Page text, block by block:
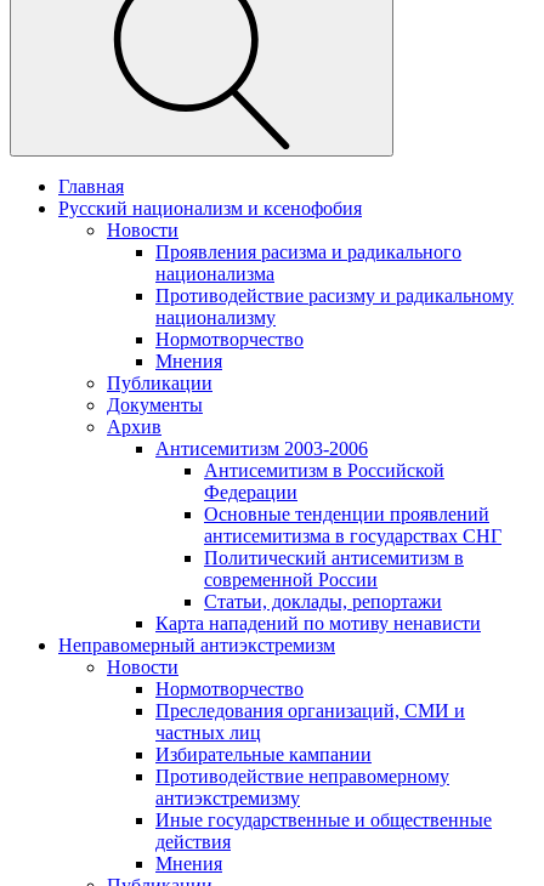
Главная
Русский национализм и ксенофобия
Новости
Проявления расизма и радикального
национализма
Противодействие расизму и радикальному
национализму
Нормотворчество
Мнения
Публикации
Документы
Архив
Антисемитизм 2003-2006
Антисемитизм в Российской
Федерации
Основные тенденции проявлений
антисемитизма в государствах СНГ
Политический антисемитизм в
современной России
Статьи, доклады, репортажи
Карта нападений по мотиву ненависти
Неправомерный антиэкстремизм
Новости
Нормотворчество
Преследования организаций, СМИ и
частных лиц
Избирательные кампании
Противодействие неправомерному
антиэкстремизму
Иные государственные и общественные
действия
Мнения